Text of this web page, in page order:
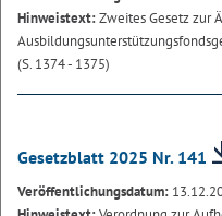
Hinweistext:Zweites Gesetz zur
(S. 1374 - 1375)
Gesetzblatt 2025 Nr. 141
Veröffentlichungsdatum: